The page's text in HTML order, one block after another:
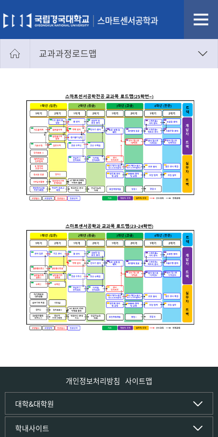
교과과정로드맵
교과과정로드맵
교과과정
졸업요건
학사일정
개인정보처리방침 사이트맵
대학&대학원
인문사회·IT대학
인문·문화학부
국어국문학전공
학내사이트
국립경국대학교
(재)국립경국대학교발전기금